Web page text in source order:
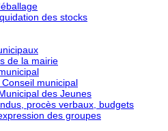
des stocks
de la mairie
municipal
des Jeunes
procès verbaux, budgets
des groupes